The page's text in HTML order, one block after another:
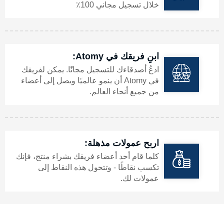
🇺🇿 أوزبكستان
أوقيانوسيا
🇦🇺 أستراليا
خلال تسجيل مجاني 100٪
ابنِ فريقك في Atomy:
ادعُ أصدقاءك للتسجيل مجانًا. يمكن لفريقك
في Atomy أن ينمو عالميًا ويصل إلى أعضاء
من جميع أنحاء العالم.
اربح عمولات مذهلة:
كلما قام أحد أعضاء فريقك بشراء منتج، فإنك
تكسب نقاطًا - وتتحول هذه النقاط إلى
عمولات لك.